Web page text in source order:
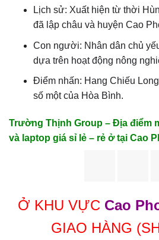
Lịch sử: Xuất hiện từ thời
đã lập châu và huyện Cao
Con người: Nhân dân chủ
dựa trên hoạt động nông
Điểm nhấn: Hang Chiếu
số một của Hòa Bình.
Trường Thịnh Group – Địa điểm
và laptop giá sỉ lẻ – rẻ ở tại Cao
Ở KHU VỰC Cao
GIAO HÀNG